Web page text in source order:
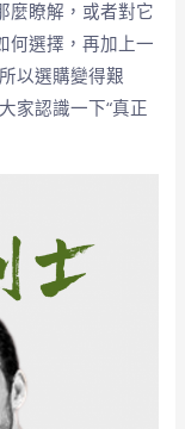
麼瞭解，或者對它
何選擇，再加上一
以選購變得艱
家認識一下“真正